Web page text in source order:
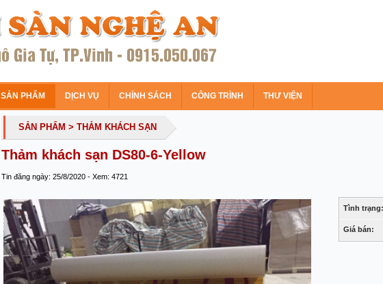
SẢN PHẨM DỊCH VỤ CHÍNH SÁCH CÔNG TRÌNH THƯ VIỆN
SẢN PHẨM > THẢM KHÁCH SẠN
Thảm khách sạn DS80-6-Yellow
Tin đăng ngày: 25/8/2020 - Xem: 4721
Tình trạng:
Giá bán: